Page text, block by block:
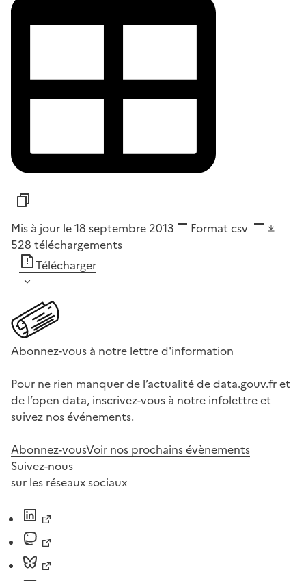
Mis à jour le 18 septembre 2013 Format csv
528 téléchargements
Télécharger
Abonnez-vous à notre lettre d'information
Pour ne rien manquer de l’actualité de data.gouv.fr et
de l’open data, inscrivez-vous à notre infolettre et
suivez nos événements.
Abonnez-vousVoir nos prochains évènements
Suivez-nous
sur les réseaux sociaux